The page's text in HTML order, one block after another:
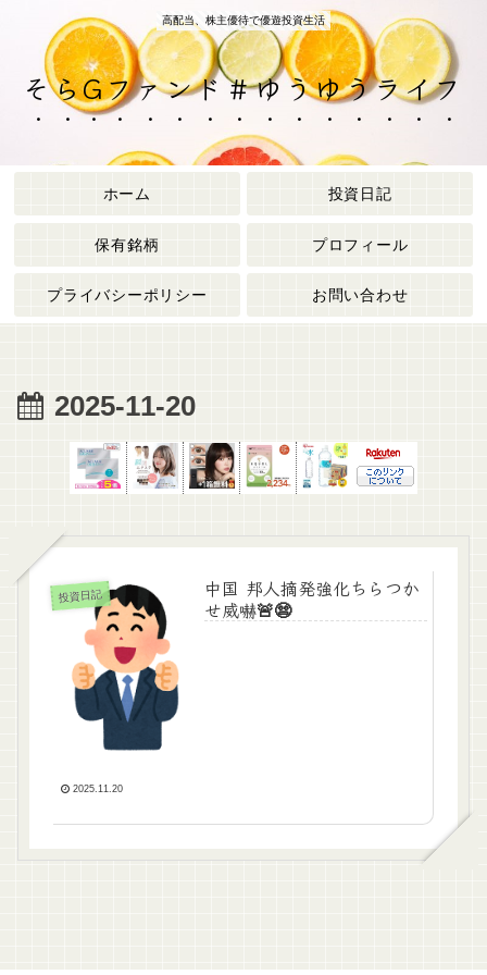
高配当、株主優待で優遊投資生活
そらGファンド＃ゆうゆうライフ
ホーム 投資日記
保有銘柄 プロフィール
プライバシーポリシー お問い合わせ
2025-11-20
投資日記
中国 邦人摘発強化ちらつか
せ威嚇🚨😨
2025.11.20